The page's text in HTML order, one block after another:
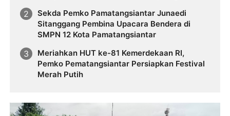
Sekda Pemko Pamatangsiantar Junaedi
Sitanggang Pembina Upacara Bendera di
SMPN 12 Kota Pamatangsiantar
Meriahkan HUT ke-81 Kemerdekaan RI,
Pemko Pematangsiantar Persiapkan Festival
Merah Putih